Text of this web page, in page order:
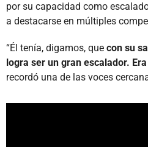
por su capacidad como
a destacarse en múltiples
“Él tenía, digamos, que con su
logra ser un gran escalador.
recordó una de las voces